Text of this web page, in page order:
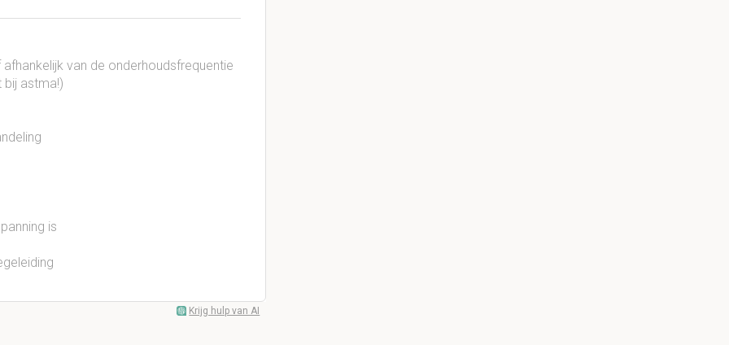
van de onderhoudsfrequentie
bij astma!)
is
Krijg hulp van AI